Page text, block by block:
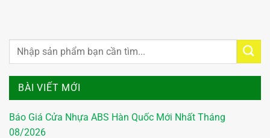
BÀI VIẾT MỚI
Báo Giá Cửa Nhựa ABS Hàn Quốc Mới Nhất Tháng
08/2026